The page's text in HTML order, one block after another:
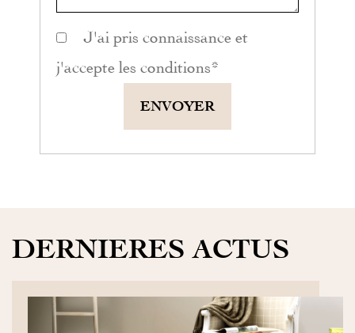
J'ai pris connaissance et
j'accepte les conditions *
ENVOYER
DERNIERES ACTUS